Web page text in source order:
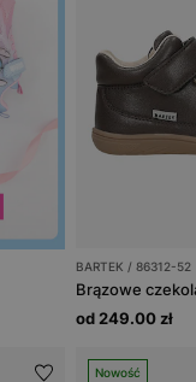
BARTEK / 86312-52
od 249.00 zł
Nowość